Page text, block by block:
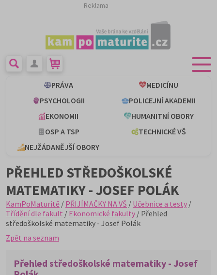
Reklama
PRÁVA
MEDICÍNU
PSYCHOLOGII
POLICEJNÍ AKADEMII
EKONOMII
HUMANITNÍ OBORY
OSP A TSP
TECHNICKÉ VŠ
NEJŽÁDANĚJŠÍ OBORY
PŘEHLED STŘEDOŠKOLSKÉ
MATEMATIKY - JOSEF POLÁK
KamPoMaturitě / PŘIJÍMAČKY NA VŠ / Učebnice a testy /
Třídění dle fakult / Ekonomické fakulty / Přehled
středoškolské matematiky - Josef Polák
Zpět na seznam
Přehled středoškolské matematiky - Josef